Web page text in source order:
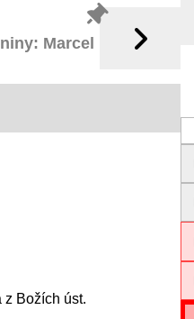
Marcel
z Božích úst.